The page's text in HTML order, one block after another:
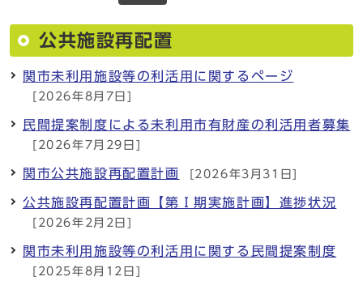
公共施設再配置
関市未利用施設等の利活用に関するページ
[2026年8月7日]
民間提案制度による未利用市有財産の利活用者募集
[2026年7月29日]
関市公共施設再配置計画 [2026年3月31日]
公共施設再配置計画【第Ⅰ期実施計画】進捗状況
[2026年2月2日]
関市未利用施設等の利活用に関する民間提案制度
[2025年8月12日]